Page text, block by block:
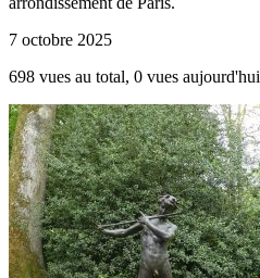
7 octobre 2025
698 vues au total, 0 vues aujourd'hui